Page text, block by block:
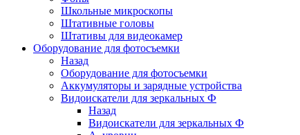
Школьные микроскопы
Штативные головы
Штативы для видеокамер
Оборудование для фотосъемки
Назад
Оборудование для фотосъемки
Аккумуляторы и зарядные устройства
Видоискатели для зеркальных Ф
Назад
Видоискатели для зеркальных Ф